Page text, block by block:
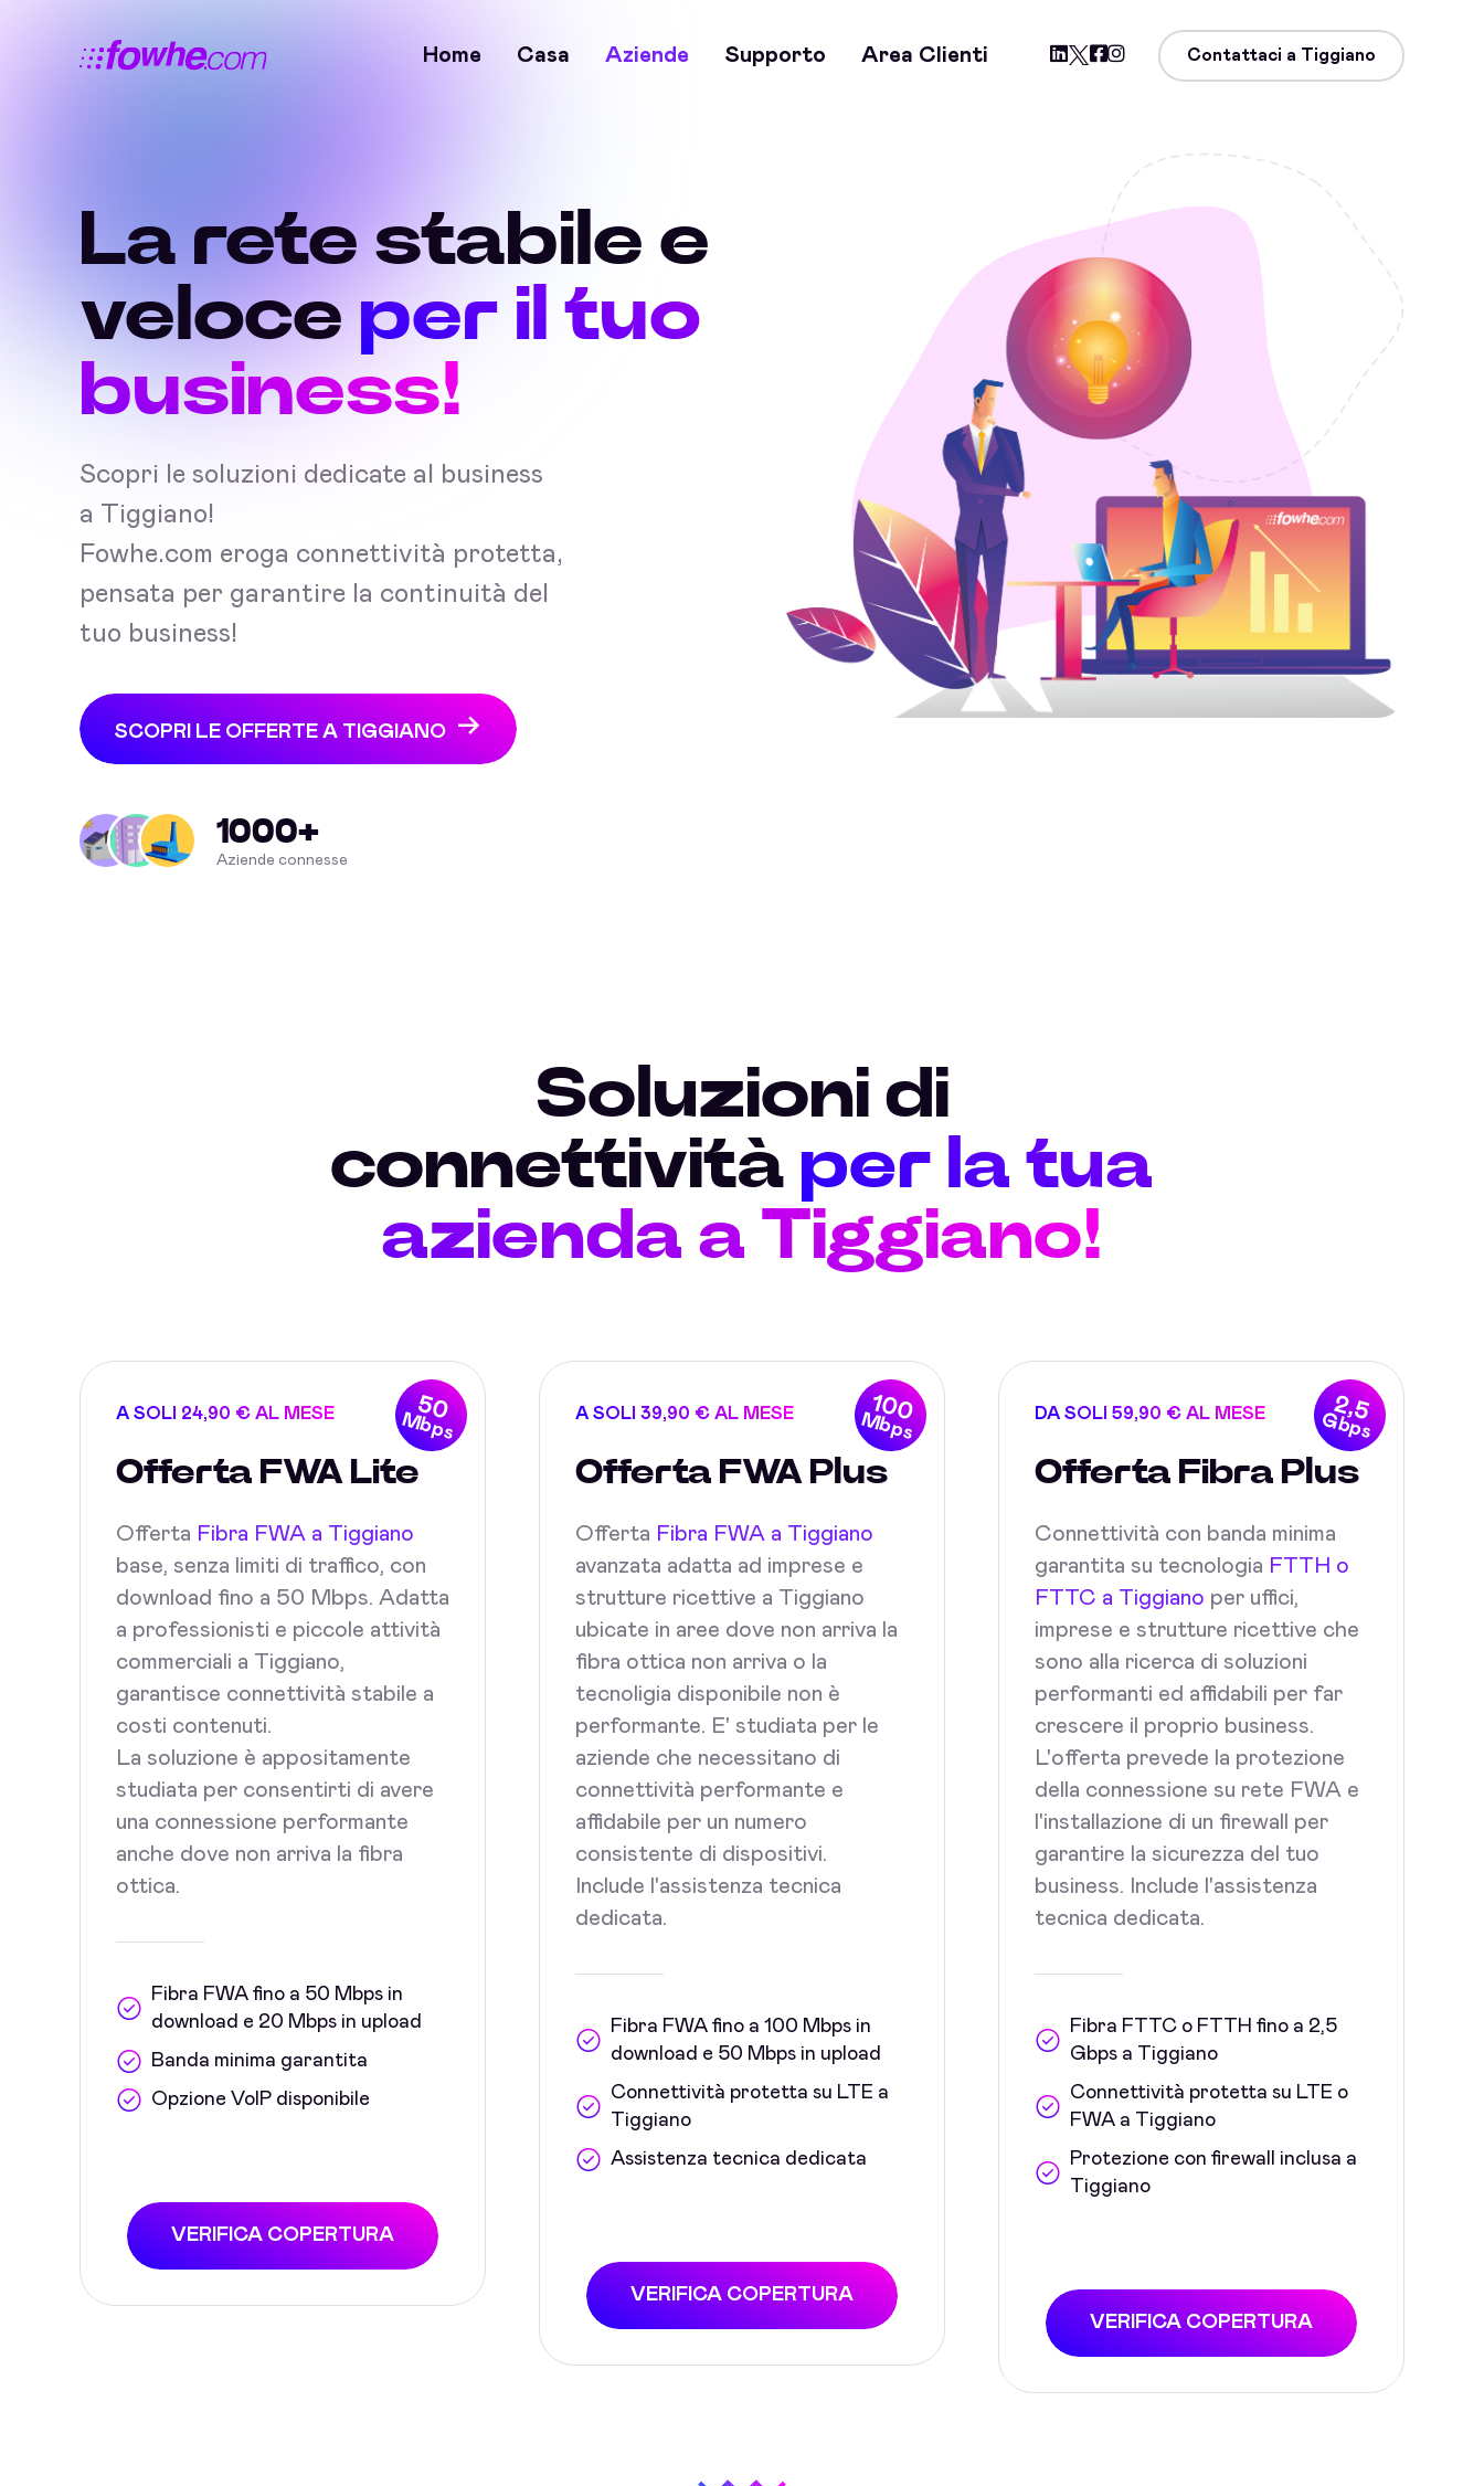
Home Casa Aziende Supporto Area Clienti Contattaci a Tiggiano
La rete stabile e
veloce per il tuo
business!
Scopri le soluzioni dedicate al business
a Tiggiano!
Fowhe.com eroga connettività protetta,
pensata per garantire la continuità del
tuo business!
SCOPRI LE OFFERTE A TIGGIANO
1000+
Aziende connesse
Soluzioni di
connettività per la tua
azienda a Tiggiano!
50
Mbps
A SOLI 24,90 € AL MESE
Offerta FWA Lite
Offerta Fibra FWA a Tiggiano
base, senza limiti di traffico, con
download fino a 50 Mbps. Adatta
a professionisti e piccole attività
commerciali a Tiggiano,
garantisce connettività stabile a
costi contenuti.
La soluzione è appositamente
studiata per consentirti di avere
una connessione performante
anche dove non arriva la fibra
ottica.
Fibra FWA fino a 50 Mbps in
download e 20 Mbps in upload
Banda minima garantita
Opzione VoIP disponibile
VERIFICA COPERTURA
100
Mbps
A SOLI 39,90 € AL MESE
Offerta FWA Plus
Offerta Fibra FWA a Tiggiano
avanzata adatta ad imprese e
strutture ricettive a Tiggiano
ubicate in aree dove non arriva la
fibra ottica non arriva o la
tecnoligia disponibile non è
performante. E' studiata per le
aziende che necessitano di
connettività performante e
affidabile per un numero
consistente di dispositivi.
Include l'assistenza tecnica
dedicata.
Fibra FWA fino a 100 Mbps in
download e 50 Mbps in upload
Connettività protetta su LTE a
Tiggiano
Assistenza tecnica dedicata
VERIFICA COPERTURA
2,5
Gbps
DA SOLI 59,90 € AL MESE
Offerta Fibra Plus
Connettività con banda minima
garantita su tecnologia FTTH o
FTTC a Tiggiano per uffici,
imprese e strutture ricettive che
sono alla ricerca di soluzioni
performanti ed affidabili per far
crescere il proprio business.
L'offerta prevede la protezione
della connessione su rete FWA e
l'installazione di un firewall per
garantire la sicurezza del tuo
business. Include l'assistenza
tecnica dedicata.
Fibra FTTC o FTTH fino a 2,5
Gbps a Tiggiano
Connettività protetta su LTE o
FWA a Tiggiano
Protezione con firewall inclusa a
Tiggiano
VERIFICA COPERTURA